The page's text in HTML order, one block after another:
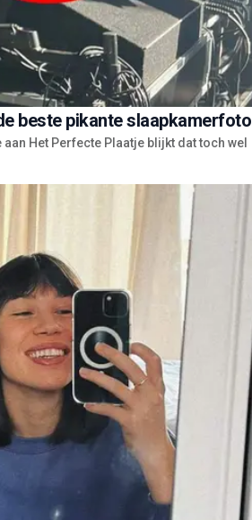
beste pikante slaapkamerfoto
Het Perfecte Plaatje blijkt dat toch wel